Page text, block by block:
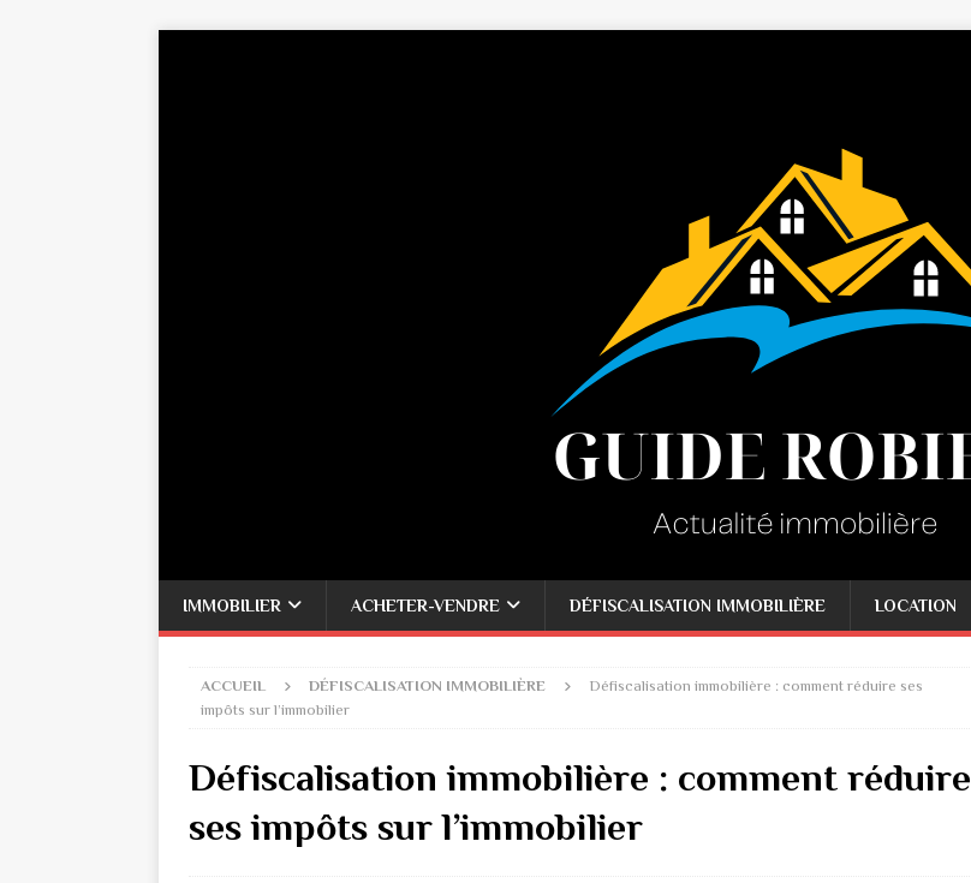
IMMOBILIER ACHETER-VENDRE DÉFISCALISATION IMMOBILIÈRE LOCATION
ACCUEIL DÉFISCALISATION IMMOBILIÈRE
Défiscalisation immobilière : comment réduire ses
impôts sur l’immobilier
Défiscalisation immobilière : comment réduire
ses impôts sur l’immobilier